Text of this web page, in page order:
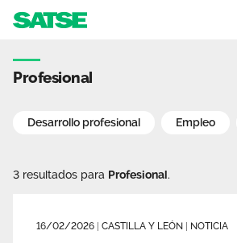
Delegados Sindicales
Ámbitos de negociación
Secciones sindicales
Actualidad
Castilla y León
Noticias -
Profesional
Desarrollo profesional Empleo
3 resultados para Profesional.
16/02/2026 CASTILLA Y LEÓN NOTICIA